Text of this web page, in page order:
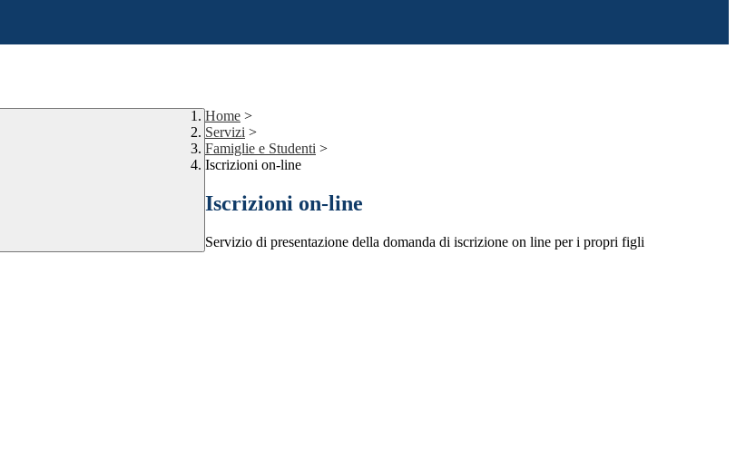
Home >
Servizi >
Famiglie e Studenti >
Iscrizioni on-line
Iscrizioni on-line
Servizio di presentazione della domanda di iscrizione on line per i propri figli